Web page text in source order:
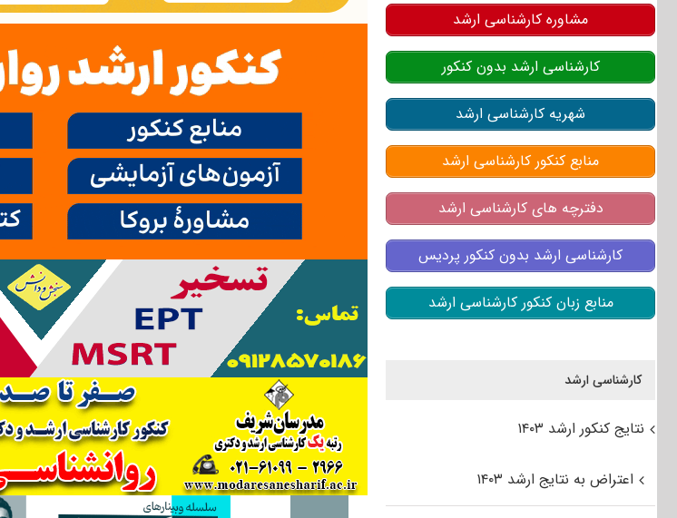
مشاوره کارشناسی ارشد
کارشناسی ارشد بدون کنکور
شهریه کارشناسی ارشد
منابع کنکور کارشناسی ارشد
دفترچه های کارشناسی ارشد
کارشناسی ارشد بدون کنکور پردیس
منابع زبان کنکور کارشناسی ارشد
کارشناسی ارشد
نتایج کنکور ارشد ۱۴۰۳
اعتراض به نتایج ارشد ۱۴۰۳